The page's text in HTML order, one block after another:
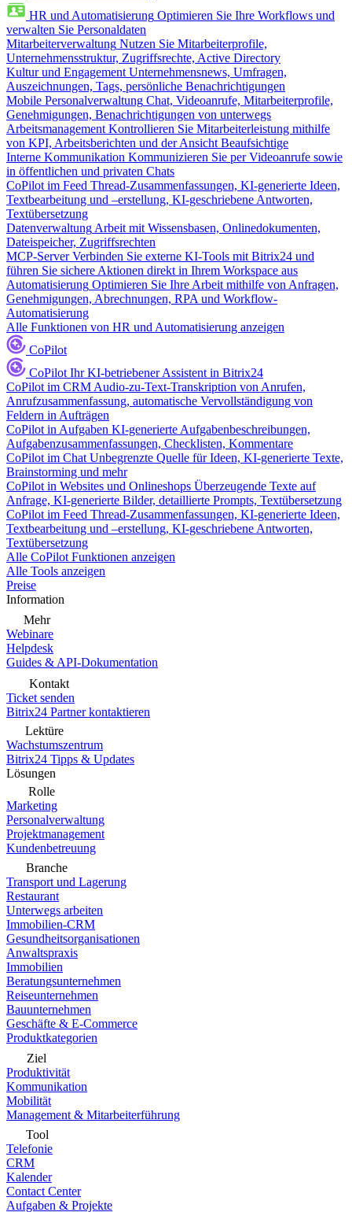
HR und Automatisierung Optimieren Sie Ihre Workflows und
verwalten Sie Personaldaten
Mitarbeiterverwaltung Nutzen Sie Mitarbeiterprofile,
Unternehmensstruktur, Zugriffsrechte, Active Directory
Kultur und Engagement Unternehmensnews, Umfragen,
Auszeichnungen, Tags, persönliche Benachrichtigungen
Mobile Personalverwaltung Chat, Videoanrufe, Mitarbeiterprofile,
Genehmigungen, Benachrichtigungen von unterwegs
Arbeitsmanagement Kontrollieren Sie Mitarbeiterleistung mithilfe
von KPI, Arbeitsberichten und der Ansicht Beaufsichtige
Interne Kommunikation Kommunizieren Sie per Videoanrufe sowie
in öffentlichen und privaten Chats
CoPilot im Feed Thread-Zusammenfassungen, KI-generierte Ideen,
Textbearbeitung und –erstellung, KI-geschriebene Antworten,
Textübersetzung
Datenverwaltung Arbeit mit Wissensbasen, Onlinedokumenten,
Dateispeicher, Zugriffsrechten
MCP-Server Verbinden Sie externe KI-Tools mit Bitrix24 und
führen Sie sichere Aktionen direkt in Ihrem Workspace aus
Automatisierung Optimieren Sie Ihre Arbeit mithilfe von Anfragen,
Genehmigungen, Abrechnungen, RPA und Workflow-
Automatisierung
Alle Funktionen von HR und Automatisierung anzeigen
CoPilot
CoPilot Ihr KI-betriebener Assistent in Bitrix24
CoPilot im CRM Audio-zu-Text-Transkription von Anrufen,
Anrufzusammenfassung, automatische Vervollständigung von
Feldern in Aufträgen
CoPilot in Aufgaben KI-generierte Aufgabenbeschreibungen,
Aufgabenzusammenfassungen, Checklisten, Kommentare
CoPilot im Chat Unbegrenzte Quelle für Ideen, KI-generierte Texte,
Brainstorming und mehr
CoPilot in Websites und Onlineshops Überzeugende Texte auf
Anfrage, KI-generierte Bilder, detaillierte Prompts, Textübersetzung
CoPilot im Feed Thread-Zusammenfassungen, KI-generierte Ideen,
Textbearbeitung und –erstellung, KI-geschriebene Antworten,
Textübersetzung
Alle CoPilot Funktionen anzeigen
Alle Tools anzeigen
Preise
Information
Mehr
Webinare
Helpdesk
Guides & API-Dokumentation
Kontakt
Ticket senden
Bitrix24 Partner kontaktieren
Lektüre
Wachstumszentrum
Bitrix24 Tipps & Updates
Lösungen
Rolle
Marketing
Personalverwaltung
Projektmanagement
Kundenbetreuung
Branche
Transport und Lagerung
Restaurant
Unterwegs arbeiten
Immobilien-CRM
Gesundheitsorganisationen
Anwaltspraxis
Immobilien
Beratungsunternehmen
Reiseunternehmen
Bauunternehmen
Geschäfte & E-Commerce
Produktkategorien
Ziel
Produktivität
Kommunikation
Mobilität
Management & Mitarbeiterführung
Tool
Telefonie
CRM
Kalender
Contact Center
Aufgaben & Projekte